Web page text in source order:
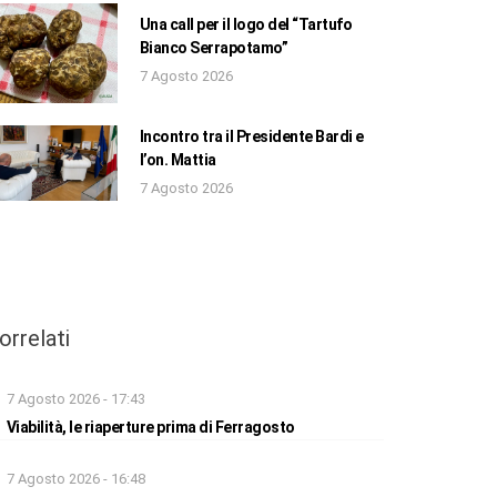
Una call per il logo del “Tartufo
Bianco Serrapotamo”
7 Agosto 2026
Incontro tra il Presidente Bardi e
l’on. Mattia
7 Agosto 2026
7 Agosto 2026 - 17:43
Viabilità, le riaperture prima di Ferragosto
7 Agosto 2026 - 16:48